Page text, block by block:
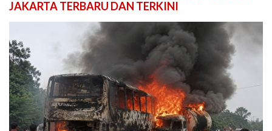
JAKARTA TERBARU DAN TERKINI